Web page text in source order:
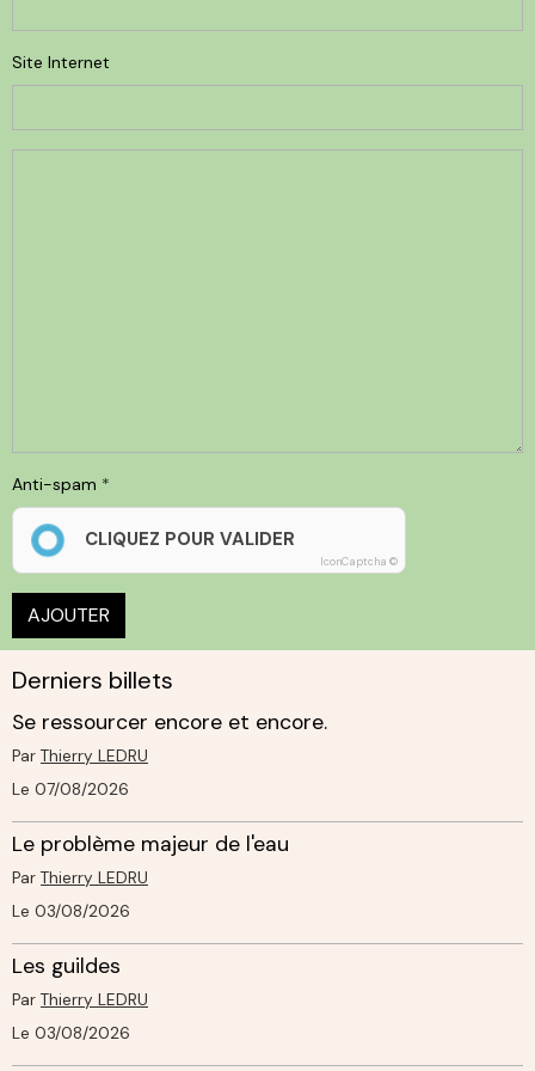
Site Internet
Anti-spam
CLIQUEZ POUR VALIDER
IconCaptcha ©
AJOUTER
Derniers billets
Se ressourcer encore et encore.
Par Thierry LEDRU
Le 07/08/2026
Le problème majeur de l'eau
Par Thierry LEDRU
Le 03/08/2026
Les guildes
Par Thierry LEDRU
Le 03/08/2026